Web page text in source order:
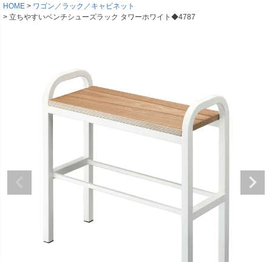
HOME
ワゴン／ラック／キャビネット
立ちやすいベンチシューズラック タワーホワイト◆4787